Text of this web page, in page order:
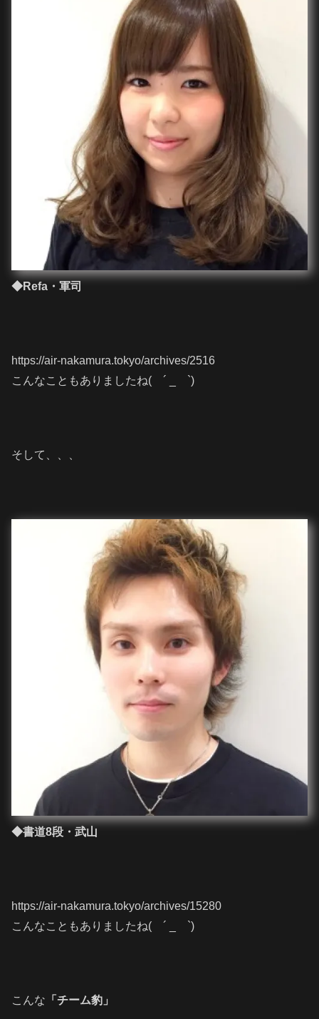
◆Refa・軍司
https://air-nakamura.tokyo/archives/2516
こんなこともありましたね( ´ _ゝ`)
そして、、、
◆書道8段・武山
https://air-nakamura.tokyo/archives/15280
こんなこともありましたね( ´ _ゝ`)
こんな 「チーム豹」